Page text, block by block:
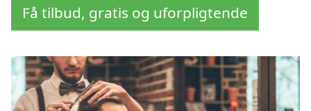
Få tilbud, gratis og uforpligtende